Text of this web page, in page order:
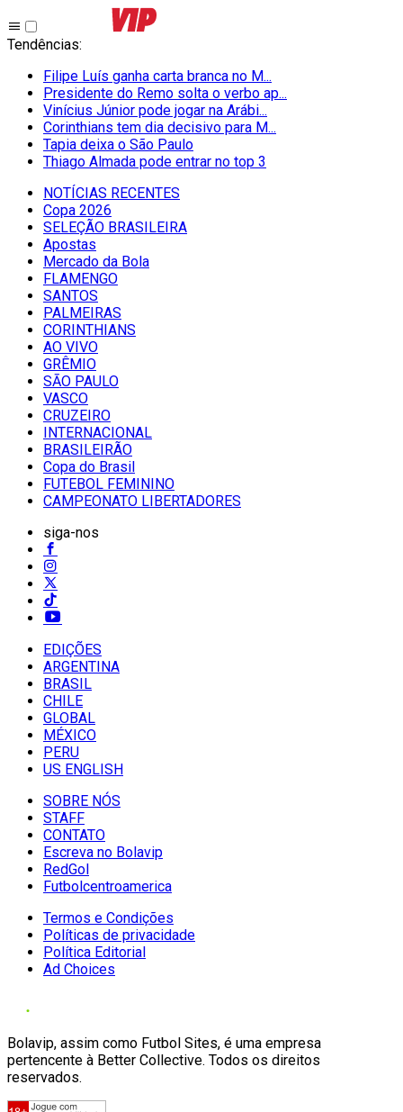
Tendências:
Filipe Luís ganha carta branca no M...
Presidente do Remo solta o verbo ap...
Vinícius Júnior pode jogar na Arábi...
Corinthians tem dia decisivo para M...
Tapia deixa o São Paulo
Thiago Almada pode entrar no top 3
NOTÍCIAS RECENTES
Copa 2026
SELEÇÃO BRASILEIRA
Apostas
Mercado da Bola
FLAMENGO
SANTOS
PALMEIRAS
CORINTHIANS
AO VIVO
GRÊMIO
SĀO PAULO
VASCO
CRUZEIRO
INTERNACIONAL
BRASILEIRÃO
Copa do Brasil
FUTEBOL FEMININO
CAMPEONATO LIBERTADORES
siga-nos
EDIÇÕES
ARGENTINA
BRASIL
CHILE
GLOBAL
MÉXICO
PERU
US ENGLISH
SOBRE NÓS
STAFF
CONTATO
Escreva no Bolavip
RedGol
Futbolcentroamerica
Termos e Condições
Políticas de privacidade
Política Editorial
Ad Choices
Bolavip, assim como Futbol Sites, é uma empresa
pertencente à Better Collective. Todos os direitos
reservados.